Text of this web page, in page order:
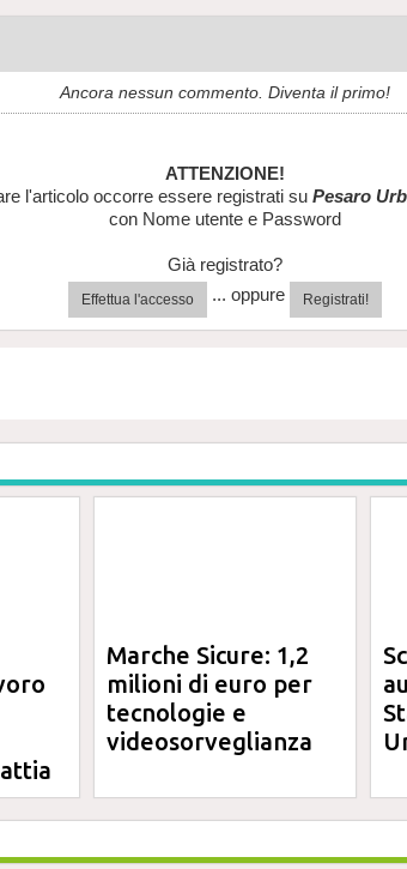
Ancora nessun commento. Diventa il primo!
ATTENZIONE!
l'articolo occorre essere registrati su Pesaro
con Nome utente e Password
Già registrato?
Effettua l'accesso ... oppure Registrati!
Marche Sicure: 1,2
milioni di euro per
tecnologie e
videosorveglianza